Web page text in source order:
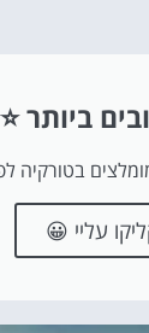
ביותר
בטורקיה
עליי 😀